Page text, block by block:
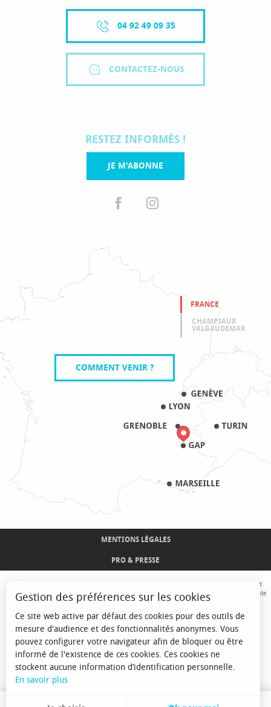
04 92 49 09 35
CONTACTEZ-NOUS
RESTEZ INFORMÉS !
JE M'ABONNE
FRANCE
CHAMPSAUR
VALGAUDEMAR
COMMENT VENIR ?
MENTIONS LÉGALES
PRO & PRESSE
Avec le concours de l'Union Européenne. L'Europe s'engage sur le Massif Alpin avec le fond
Européen de Développement Régional. Co-financé par le Conseil Régional Provence-Alpes-Côte
d'Azur et l'Etat, Commissariat Général des Territoires - FNADT - CIMA
Gestion des préférences sur les cookies
Ce site web active par défaut des cookies pour des outils de
mesure d'audience et des fonctionnalités anonymes. Vous
pouvez configurer votre navigateur afin de bloquer ou être
informé de l'existence de ces cookies. Ces cookies ne
stockent aucune information d’identification personnelle.
En savoir plus